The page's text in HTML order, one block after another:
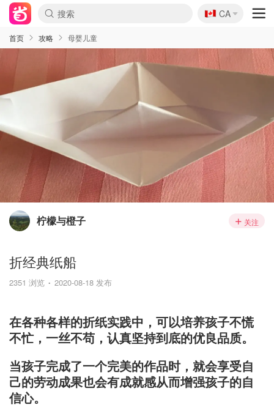
🇨🇦
CA
首页 攻略 母婴儿童
柠檬与橙子 关注
折经典纸船
2351 浏览 2020-08-18 发布
在各种各样的折纸实践中，可以培养孩子不慌
不忙，一丝不苟，认真坚持到底的优良品质。
当孩子完成了一个完美的作品时，就会享受自
己的劳动成果也会有成就感从而增强孩子的自
信心。